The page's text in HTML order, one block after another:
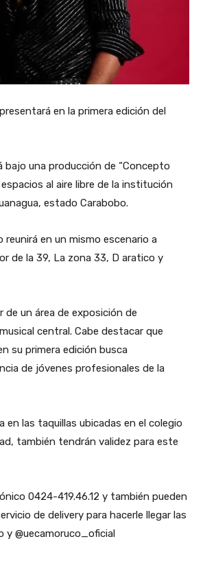
en la primera edición del
bajo una producción de “Concepto
al aire libre de la institución
estado Carabobo.
en un mismo escenario a
de la 39, La zona 33, D aratico y
un área de exposición de
central. Cabe destacar que
su primera edición busca
de jóvenes profesionales de la
en las taquillas ubicadas en el colegio
también tendrán validez para este
0424-419.46.12 y también pueden
de delivery para hacerle llegar las
@uecamoruco_oficial